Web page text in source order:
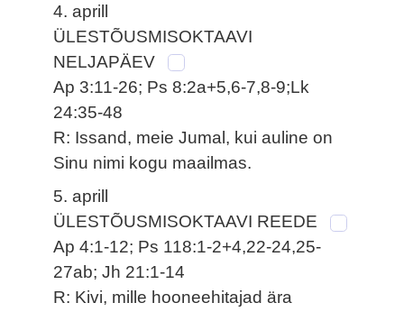
4. aprill
ÜLESTÕUSMISOKTAAVI
NELJAPÄEV
Ap 3:11-26; Ps 8:2a+5,6-7,8-9;Lk
24:35-48
R: Issand, meie Jumal, kui auline on
Sinu nimi kogu maailmas.
5. aprill
ÜLESTÕUSMISOKTAAVI REEDE
Ap 4:1-12; Ps 118:1-2+4,22-24,25-
27ab; Jh 21:1-14
R: Kivi, mille hooneehitajad ära